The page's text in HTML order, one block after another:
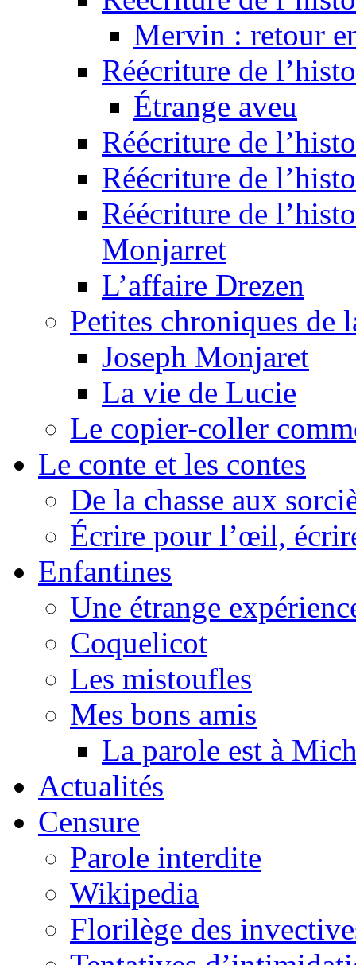
Mervin : retour
Réécriture de
Étrange aveu
Réécriture de
Réécriture de
Réécriture de
Monjarret
L’affaire Drezen
Petites chroniques de
Joseph Monjaret
La vie de Lucie
Le copier-coller
Le conte et les contes
De la chasse aux
Écrire pour l’œil,
Enfantines
Une étrange
Coquelicot
Les mistoufles
Mes bons amis
La parole est à
Actualités
Censure
Parole interdite
Wikipedia
Florilège des